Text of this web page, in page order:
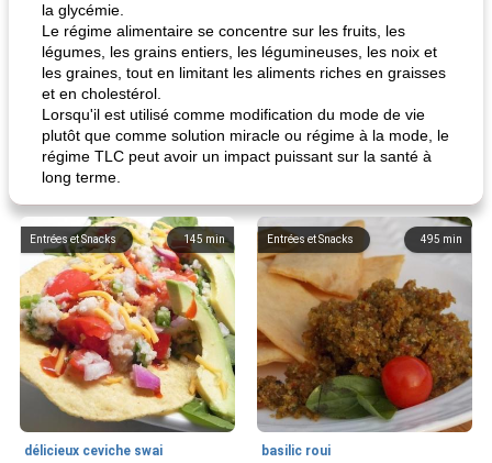
la glycémie.
Le régime alimentaire se concentre sur les fruits, les
légumes, les grains entiers, les légumineuses, les noix et
les graines, tout en limitant les aliments riches en graisses
et en cholestérol.
Lorsqu'il est utilisé comme modification du mode de vie
plutôt que comme solution miracle ou régime à la mode, le
régime TLC peut avoir un impact puissant sur la santé à
long terme.
145 min
Entrées et Snacks
délicieux ceviche swai
495 min
Entrées et Snacks
basilic roui